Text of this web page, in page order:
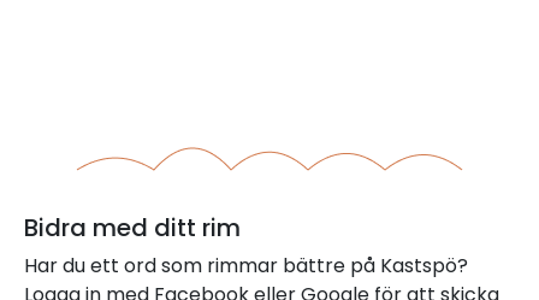
Bidra med ditt rim
Har du ett ord som rimmar bättre på Kastspö?